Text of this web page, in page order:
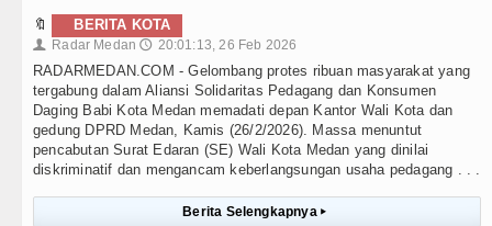
🔖 BERITA KOTA
👤 Radar Medan 🕔 20:01:13, 26 Feb 2026
RADARMEDAN.COM - Gelombang protes ribuan masyarakat yang
tergabung dalam Aliansi Solidaritas Pedagang dan Konsumen
Daging Babi Kota Medan memadati depan Kantor Wali Kota dan
gedung DPRD Medan, Kamis (26/2/2026). Massa menuntut
pencabutan Surat Edaran (SE) Wali Kota Medan yang dinilai
diskriminatif dan mengancam keberlangsungan usaha pedagang . . .
Berita Selengkapnya ▸